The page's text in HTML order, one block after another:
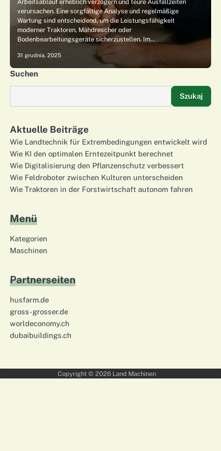
Arbeitsablauf erheblich verzögern und teure Ausfallzeiten
verursachen. Eine sorgfältige Analyse und regelmäßige
Wartung sind entscheidend, um die Leistungsfähigkeit
moderner Traktoren, Mähdrescher oder
Bodenbearbeitungsgeräte sicherzustellen. Im…
31 grudnia, 2025
Suchen
Szukaj
Aktuelle Beiträge
Wie Landtechnik für Extrembedingungen entwickelt wird
Wie KI den optimalen Erntezeitpunkt berechnet
Wie Digitalisierung den Pflanzenschutz verbessert
Wie Feldroboter zwischen Kulturen unterscheiden
Wie Traktoren in der Forstwirtschaft autonom fahren
Menü
Kategorien
Maschinen
Partnerseiten
husfarm.de
gross-grosser.de
worldeconomy.ch
dubaibuildings.ch
Copyright © 2026 Land Machinen